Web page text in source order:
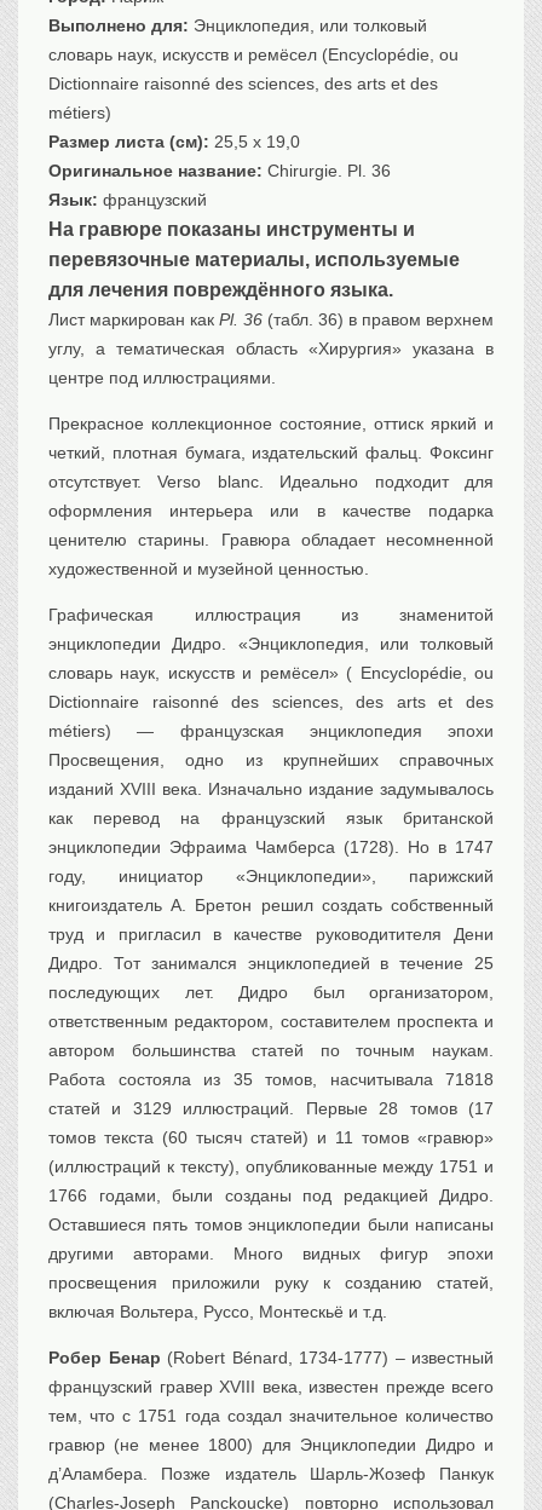
Выполнено для: Энциклопедия, или толковый
словарь наук, искусств и ремёсел (Encyclopédie, ou
Dictionnaire raisonné des sciences, des arts et des
métiers)
Размер листа (см): 25,5 x 19,0
Оригинальное название: Chirurgie. Pl. 36
Язык: французский
На гравюре показаны инструменты и
перевязочные материалы, используемые
для лечения повреждённого языка.
Лист маркирован как Pl. 36 (табл. 36) в правом верхнем
углу, а тематическая область «Хирургия» указана в
центре под иллюстрациями.
Прекрасное коллекционное состояние, оттиск яркий и
четкий, плотная бумага, издательский фальц. Фоксинг
отсутствует. Verso blanc. Идеально подходит для
оформления интерьера или в качестве подарка
ценителю старины. Гравюра обладает несомненной
художественной и музейной ценностью.
Графическая иллюстрация из знаменитой
энциклопедии Дидро. «Энциклопедия, или толковый
словарь наук, искусств и ремёсел» ( Encyclopédie, ou
Dictionnaire raisonné des sciences, des arts et des
métiers) — французская энциклопедия эпохи
Просвещения, одно из крупнейших справочных
изданий XVIII века. Изначально издание задумывалось
как перевод на французский язык британской
энциклопедии Эфраима Чамберса (1728). Но в 1747
году, инициатор «Энциклопедии», парижский
книгоиздатель А. Бретон решил создать собственный
труд и пригласил в качестве руководитителя Дени
Дидро. Тот занимался энциклопедией в течение 25
последующих лет. Дидро был организатором,
ответственным редактором, составителем проспекта и
автором большинства статей по точным наукам.
Работа состояла из 35 томов, насчитывала 71818
статей и 3129 иллюстраций. Первые 28 томов (17
томов текста (60 тысяч статей) и 11 томов «гравюр»
(иллюстраций к тексту), опубликованные между 1751 и
1766 годами, были созданы под редакцией Дидро.
Оставшиеся пять томов энциклопедии были написаны
другими авторами. Много видных фигур эпохи
просвещения приложили руку к созданию статей,
включая Вольтера, Руссо, Монтескьё и т.д.
Робер Бенар (Robert Bénard, 1734-1777) – известный
французский гравер XVIII века, известен прежде всего
тем, что с 1751 года создал значительное количество
гравюр (не менее 1800) для Энциклопедии Дидро и
д’Аламбера. Позже издатель Шарль-Жозеф Панкук
(Charles-Joseph Panckoucke) повторно использовал